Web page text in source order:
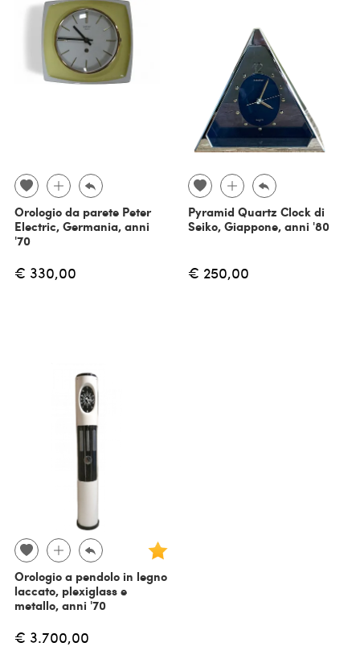
Orologio da parete Peter
Electric, Germania, anni
'70
€ 330,00
Pyramid Quartz Clock di
Seiko, Giappone, anni '80
€ 250,00
Orologio a pendolo in legno
laccato, plexiglass e
metallo, anni '70
€ 3.700,00